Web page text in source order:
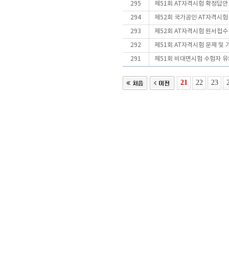
295 제51회 AT자격시험 확정답
294 제52회 국가공인 AT자격시
293 제52회 AT자격시험 원서접
292 제51회 AT자격시험 문제 및
291 제51회 비대면시험 수험자
21 22 23